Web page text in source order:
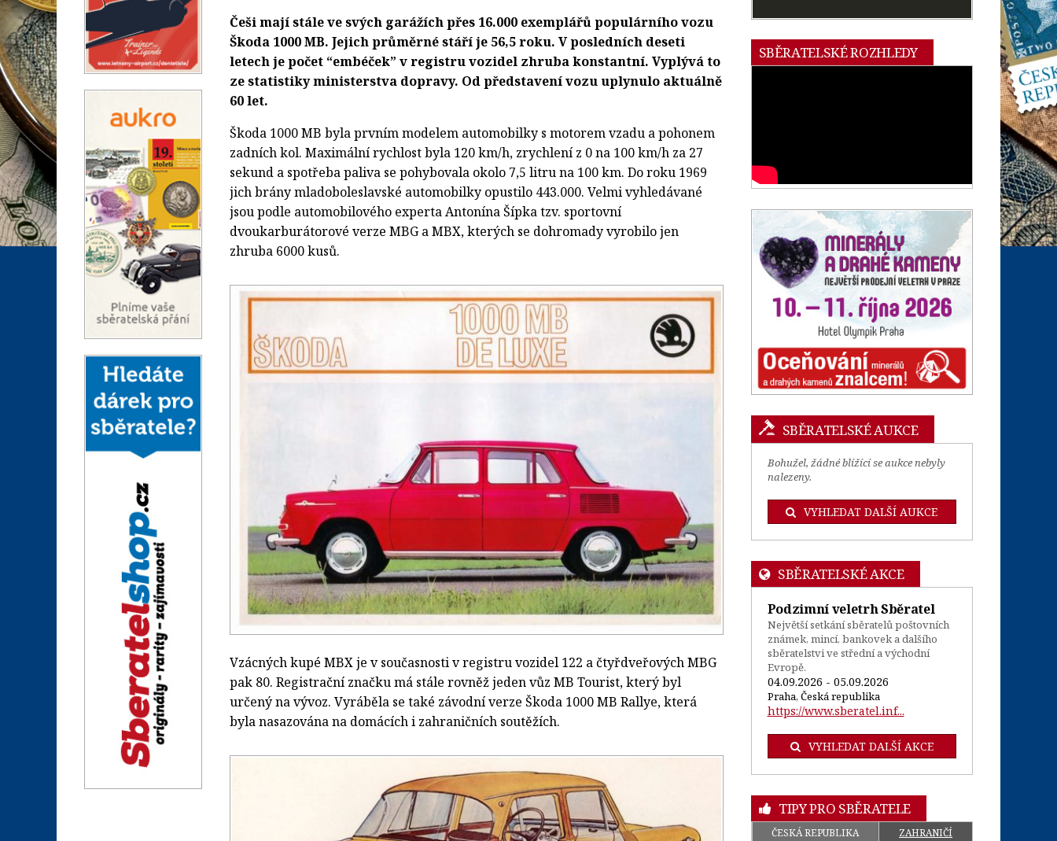
Češi mají stále ve svých garážích přes 16.000 exemplářů populárního vozu
Škoda 1000 MB. Jejich průměrné stáří je 56,5 roku. V posledních deseti
letech je počet “embéček” v registru vozidel zhruba konstantní. Vyplývá to
ze statistiky ministerstva dopravy. Od představení vozu uplynulo aktuálně
60 let.
Škoda 1000 MB byla prvním modelem automobilky s motorem vzadu a pohonem
zadních kol. Maximální rychlost byla 120 km/h, zrychlení z 0 na 100 km/h za 27
sekund a spotřeba paliva se pohybovala okolo 7,5 litru na 100 km. Do roku 1969
jich brány mladoboleslavské automobilky opustilo 443.000. Velmi vyhledávané
jsou podle automobilového experta Antonína Šípka tzv. sportovní
dvoukarburátorové verze MBG a MBX, kterých se dohromady vyrobilo jen
zhruba 6000 kusů.
Vzácných kupé MBX je v současnosti v registru vozidel 122 a čtyřdveřových MBG
pak 80. Registrační značku má stále rovněž jeden vůz MB Tourist, který byl
určený na vývoz. Vyráběla se také závodní verze Škoda 1000 MB Rallye, která
byla nasazována na domácích i zahraničních soutěžích.
SBĚRATELSKÉ ROZHLEDY
SBĚRATELSKÉ AUKCE
Bohužel, žádné blížící se aukce nebyly
nalezeny.
VYHLEDAT DALŠÍ AUKCE
SBĚRATELSKÉ AKCE
Podzimní veletrh Sběratel
Největší setkání sběratelů poštovních
známek, mincí, bankovek a dalšího
sběratelstvi ve střední a východní
Evropě.
04.09.2026 - 05.09.2026
Praha, Česká republika
https://www.sberatel.inf...
VYHLEDAT DALŠÍ AKCE
TIPY PRO SBĚRATELE
ČESKÁ REPUBLIKA ZAHRANIČÍ